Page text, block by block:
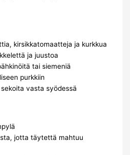
kirsikkatomaatteja ja kurkkua
ja juustoa
tai siemeniä
purkkiin
vasta syödessä
jotta täytettä mahtuu